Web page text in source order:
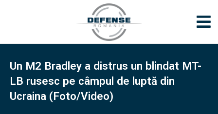
Un M2 Bradley a distrus un blindat MT-
LB rusesc pe câmpul de luptă din
Ucraina (Foto/Video)